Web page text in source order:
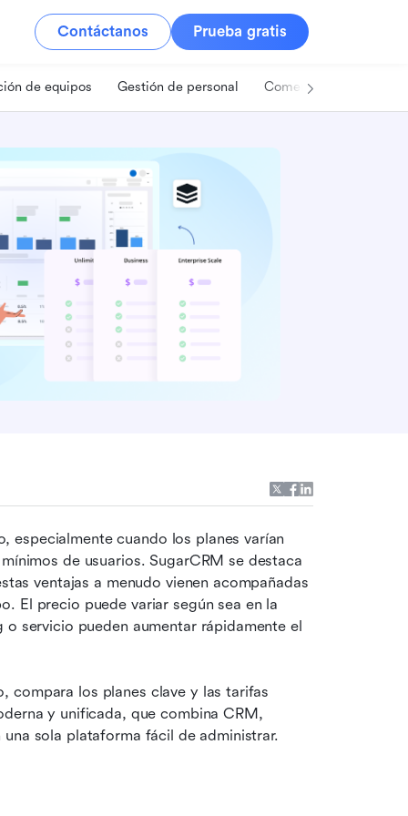
Contáctanos Prueba gratis
de equipos Gestión de personal Comercio minorista
especialmente cuando los planes varían
de usuarios. SugarCRM se destaca
ventajas a menudo vienen acompañadas
El precio puede variar según sea en la
servicio pueden aumentar rápidamente el
compara los planes clave y las tarifas
y unificada, que combina CRM,
sola plataforma fácil de administrar.